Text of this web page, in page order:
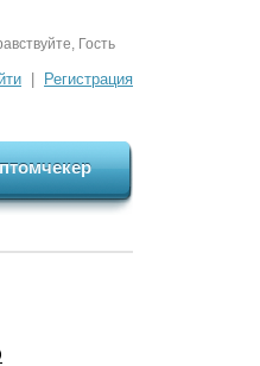
Гость
Регистрация